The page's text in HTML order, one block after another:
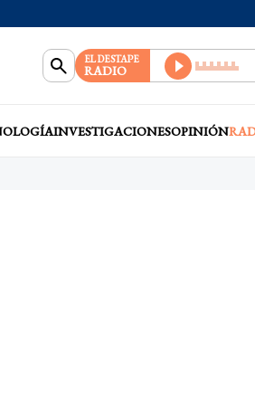
EL DESTAPE
RADIO
INVESTIGACIONESOPINIÓN